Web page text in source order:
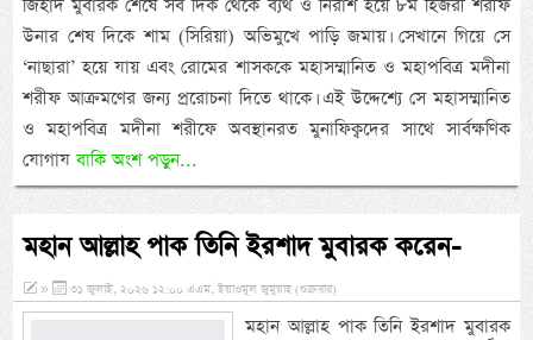
জিহাদ মুবারক শেষে সব দিক থেকে ব্যর্থ ও নিরাশ হয়ে ৮ম হিজরী শরীফ
উনার শেষ দিকে শাম (সিরিয়া) অভিমুখে পাড়ি জমায়। সেখানে গিয়ে সে
‘নাছারা’ হয়ে যায় এবং রোমের শাসককে মহাসম্মানিত ও মহাপবিত্র মদীনা
শরীফ আক্রমণের জন্য প্ররোচনা দিতে থাকে। এই উদ্দেশ্যে সে মহাসম্মানিত
ও মহাপবিত্র মদীনা শরীফে অবস্থানরত মুনাফিক্বদের সাথে সার্বক্ষণিক
যোগাযবাকি অংশ পড়ুন...
মহান আল্লাহ পাক তিনি ইরশাদ মুবারক করেন-
» ৩১ জুলাই, ২০২৬ ১২:০০ এএম, ইয়াওমুল জুমুয়াহ (শুক্রবার)
মহান আল্লাহ পাক তিনি ইরশাদ মুবারক